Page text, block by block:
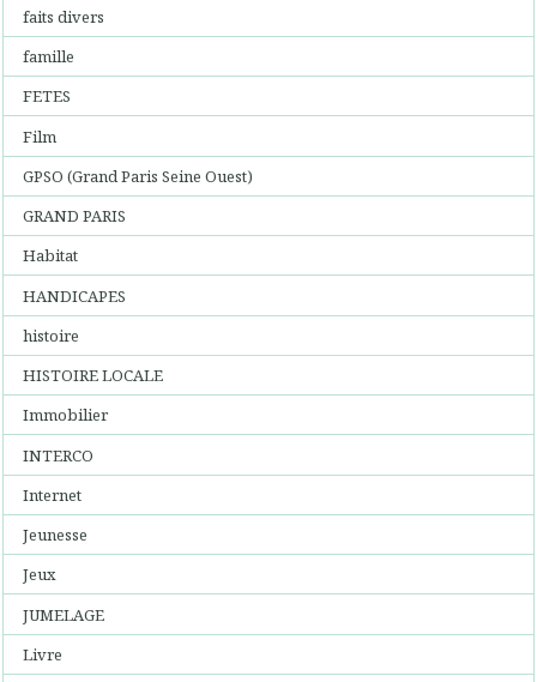
faits divers
famille
FETES
Film
GPSO (Grand Paris Seine Ouest)
GRAND PARIS
Habitat
HANDICAPES
histoire
HISTOIRE LOCALE
Immobilier
INTERCO
Internet
Jeunesse
Jeux
JUMELAGE
Livre